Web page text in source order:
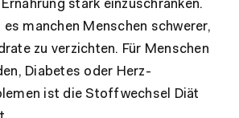
stark einzuschränken.
manchen Menschen schwerer,
zu verzichten. Für Menschen
Diabetes oder Herz-
ist die Stoffwechsel Diät